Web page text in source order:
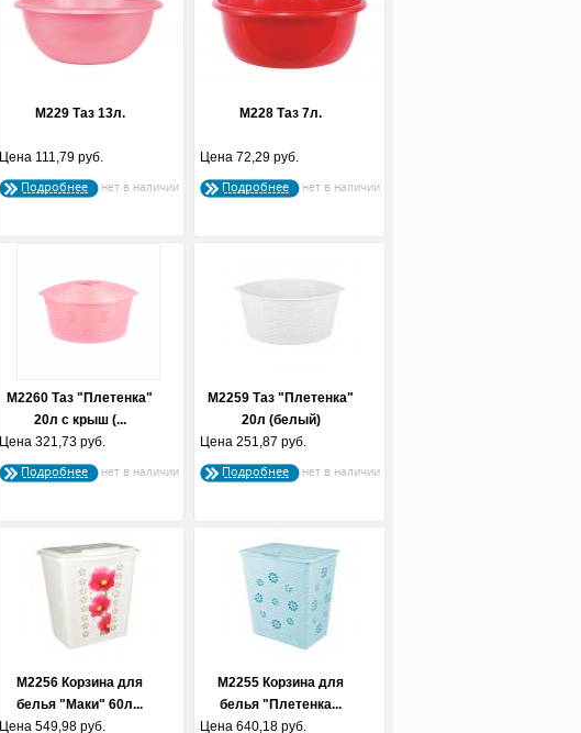
М229 Таз 13л.
Цена 111,79 руб.
Подробнее
М228 Таз 7л.
Цена 72,29 руб.
Подробнее
М2260 Таз "Плетенка"
20л с крыш (...
Цена 321,73 руб.
Подробнее
М2259 Таз "Плетенка"
20л (белый)
Цена 251,87 руб.
Подробнее
М2256 Корзина для
белья "Маки" 60л...
Цена 549,98 руб.
М2255 Корзина для
белья "Плетенка...
Цена 640,18 руб.